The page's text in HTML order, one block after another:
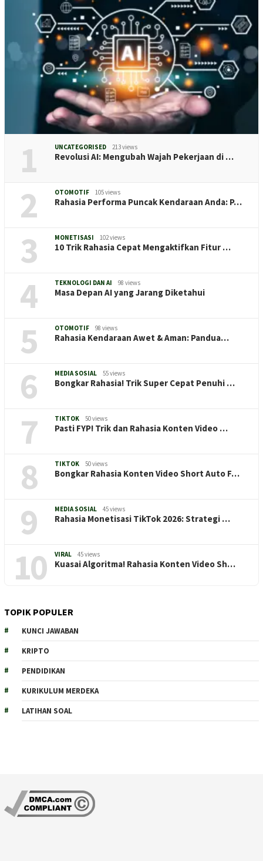
1 UNCATEGORISED 213 views
Revolusi AI: Mengubah Wajah Pekerjaan di …
2 OTOMOTIF 105 views
Rahasia Performa Puncak Kendaraan Anda: P…
3 MONETISASI 102 views
10 Trik Rahasia Cepat Mengaktifkan Fitur …
4 TEKNOLOGI DAN AI 98 views
Masa Depan AI yang Jarang Diketahui
5 OTOMOTIF 98 views
Rahasia Kendaraan Awet & Aman: Pandua…
6 MEDIA SOSIAL 55 views
Bongkar Rahasia! Trik Super Cepat Penuhi …
7 TIKTOK 50 views
Pasti FYP! Trik dan Rahasia Konten Video …
8 TIKTOK 50 views
Bongkar Rahasia Konten Video Short Auto F…
9 MEDIA SOSIAL 45 views
Rahasia Monetisasi TikTok 2026: Strategi …
10 VIRAL 45 views
Kuasai Algoritma! Rahasia Konten Video Sh…
TOPIK POPULER
KUNCI JAWABAN
KRIPTO
PENDIDIKAN
KURIKULUM MERDEKA
LATIHAN SOAL